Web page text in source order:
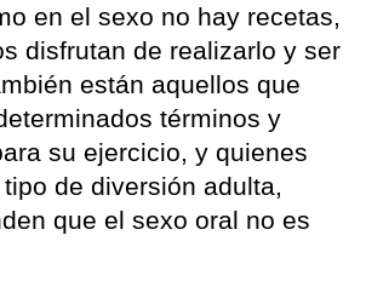
en el sexo no hay recetas,
disfrutan de realizarlo y ser
están aquellos que
términos y
su ejercicio, y quienes
de diversión adulta,
que el sexo oral no es